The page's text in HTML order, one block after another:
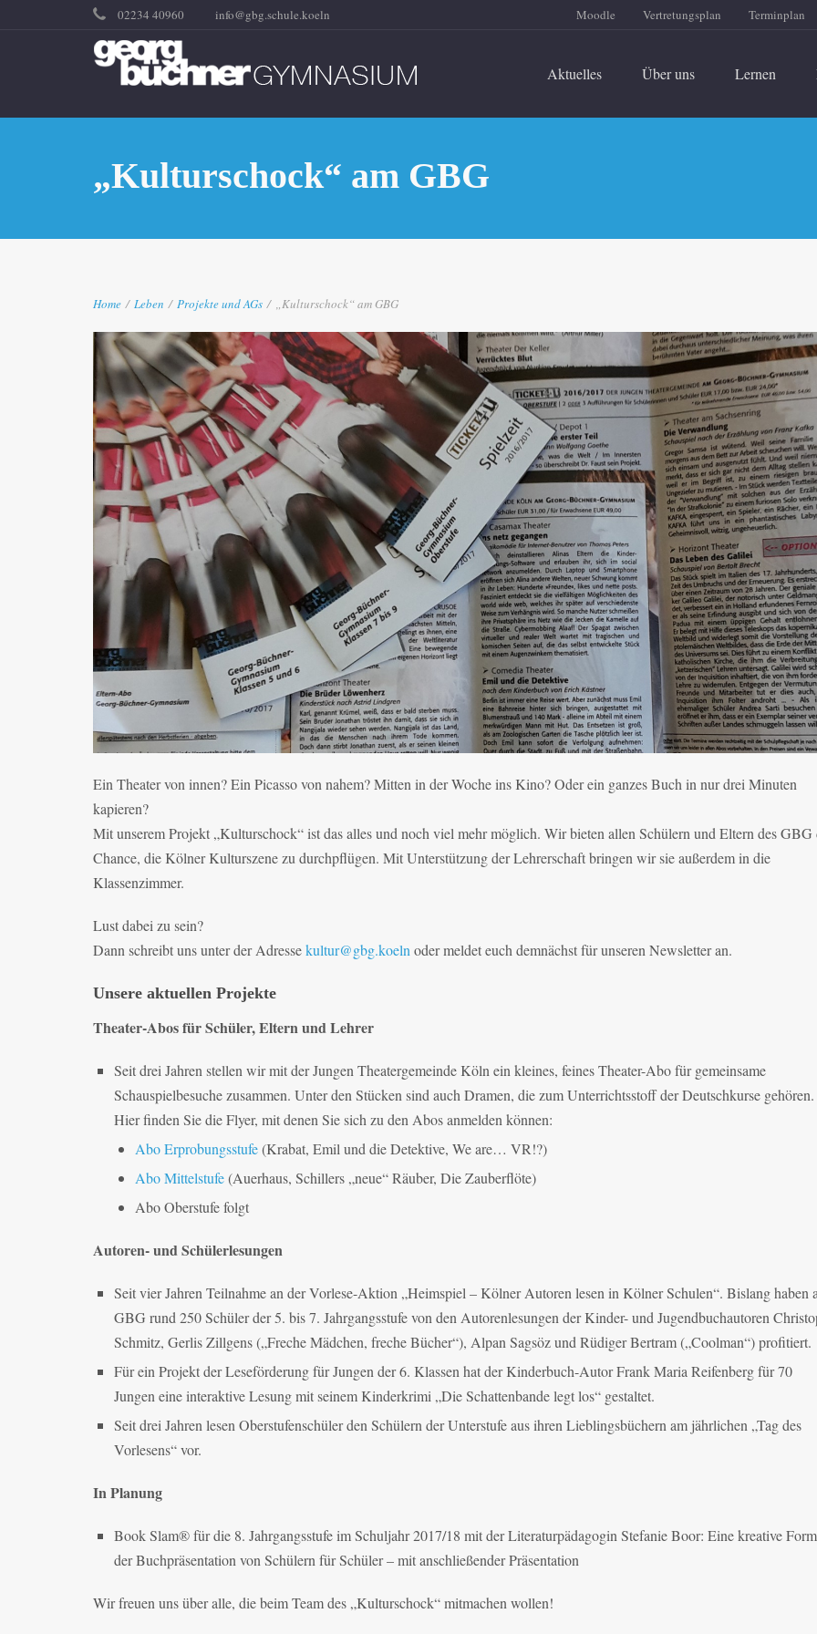
02234 40960 info@gbg.schule.koeln Moodle Vertretungsplan Terminplan
Aktuelles Über uns Lernen
„Kulturschock“ am GBG
Home / Leben / Projekte und AGs / „Kulturschock“ am GBG
Ein Theater von innen? Ein Picasso von nahem? Mitten in der Woche ins Kino? Oder ein ganzes Buch in nur drei Minuten
kapieren?
Mit unserem Projekt „Kulturschock“ ist das alles und noch viel mehr möglich. Wir bieten allen Schülern und Eltern des GBG
Chance, die Kölner Kulturszene zu durchpflügen. Mit Unterstützung der Lehrerschaft bringen wir sie außerdem in die
Klassenzimmer.
Lust dabei zu sein?
Dann schreibt uns unter der Adressekultur@gbg.koeln oder meldet euch demnächst für unseren Newsletter an.
Unsere aktuellen Projekte
Theater-Abos für Schüler, Eltern und Lehrer
Seit drei Jahren stellen wir mit der Jungen Theatergemeinde Köln ein kleines, feines Theater-Abo für gemeinsame
Schauspielbesuche zusammen. Unter den Stücken sind auch Dramen, die zum Unterrichtsstoff der Deutschkurse gehören.
Hier finden Sie die Flyer, mit denen Sie sich zu den Abos anmelden können:
Abo Erprobungsstufe(Krabat, Emil und die Detektive, We are… VR!?)
Abo Mittelstufe(Auerhaus, Schillers „neue“ Räuber, Die Zauberflöte)
Abo Oberstufe folgt
Autoren- und Schülerlesungen
Seit vier Jahren Teilnahme an der Vorlese-Aktion „Heimspiel – Kölner Autoren lesen in Kölner Schulen“. Bislang haben
GBG rund 250 Schüler der 5. bis 7. Jahrgangsstufe von den Autorenlesungen der Kinder- und Jugendbuchautoren
Schmitz, Gerlis Zillgens („Freche Mädchen, freche Bücher“), Alpan Sagsöz und Rüdiger Bertram („Coolman“) profitiert.
Für ein Projekt der Leseförderung für Jungen der 6. Klassen hat der Kinderbuch-Autor Frank Maria Reifenberg für 70
Jungen eine interaktive Lesung mit seinem Kinderkrimi „Die Schattenbande legt los“ gestaltet.
Seit drei Jahren lesen Oberstufenschüler den Schülern der Unterstufe aus ihren Lieblingsbüchern am jährlichen „Tag des
Vorlesens“ vor.
In Planung
Book Slam® für die 8. Jahrgangsstufe im Schuljahr 2017/18 mit der Literaturpädagogin Stefanie Boor: Eine kreative Form
der Buchpräsentation von Schülern für Schüler – mit anschließender Präsentation
Wir freuen uns über alle, die beim Team des „Kulturschock“ mitmachen wollen!